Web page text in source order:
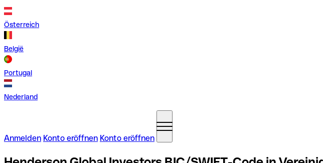
Österreich
België
Portugal
Nederland
Anmelden Konto eröffnen Konto eröffnen